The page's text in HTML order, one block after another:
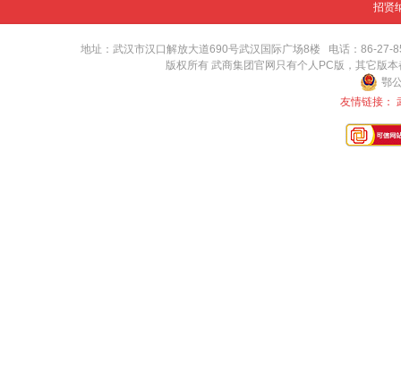
招贤
地址：武汉市汉口解放大道690号武汉国际广场8楼 电话：86-
版权所有 武商集团官网只有个人PC版，其它版
鄂
友情链接：